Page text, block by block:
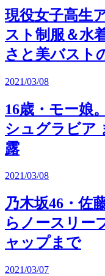
現役女子高生
スト制服＆水
さと美バスト
2021/03/08
16歳・モー娘
シュグラビア
露
2021/03/08
乃木坂46・佐
らノースリー
ャップまで
2021/03/07